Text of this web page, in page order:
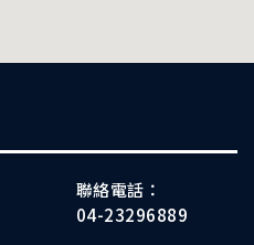
聯絡電話：
04-23296889